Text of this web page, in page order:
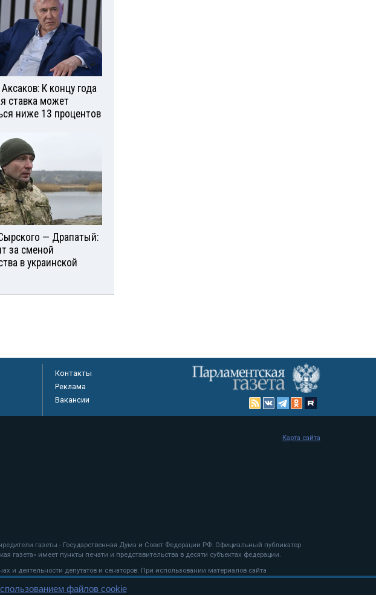
К концу года
ставка может
ниже 13 процентов
— Драпатый:
за сменой
в украинской
Контакты
Реклама
Вакансии
газеты - Государственная Дума и Совет Федерации РФ. Официальный публикатор
имеет пункты печати и представительства в десяти субъектах федерации.
и деятельности депутатов и сенаторов. При использовании материалов сайта
Карта сайта
файлов cookie